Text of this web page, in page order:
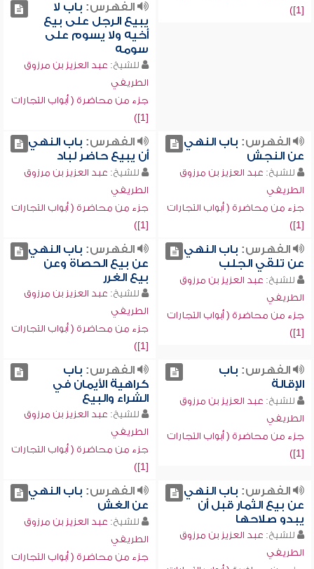
[1])
الفهرس: باب لا
يبيع الرجل على بيع
أخيه ولا يسوم على
سومه
للشيخ: عبد العزيز بن مرزوق
الطريفي
جزء من محاضرة ( أبواب التجارات
[1])
الفهرس: باب النهي
عن النجش
للشيخ: عبد العزيز بن مرزوق
الطريفي
جزء من محاضرة ( أبواب التجارات
[1])
الفهرس: باب النهي
أن يبيع حاضر لباد
للشيخ: عبد العزيز بن مرزوق
الطريفي
جزء من محاضرة ( أبواب التجارات
[1])
الفهرس: باب النهي
عن تلقي الجلب
للشيخ: عبد العزيز بن مرزوق
الطريفي
جزء من محاضرة ( أبواب التجارات
[1])
الفهرس: باب النهي
عن بيع الحصاة وعن
بيع الغرر
للشيخ: عبد العزيز بن مرزوق
الطريفي
جزء من محاضرة ( أبواب التجارات
[1])
الفهرس: باب
الإقالة
للشيخ: عبد العزيز بن مرزوق
الطريفي
جزء من محاضرة ( أبواب التجارات
[1])
الفهرس: باب
كراهية الأيمان في
الشراء والبيع
للشيخ: عبد العزيز بن مرزوق
الطريفي
جزء من محاضرة ( أبواب التجارات
[1])
الفهرس: باب النهي
عن بيع الثمار قبل أن
يبدو صلاحها
للشيخ: عبد العزيز بن مرزوق
الطريفي
الفهرس: باب النهي
عن الغش
للشيخ: عبد العزيز بن مرزوق
الطريفي
جزء من محاضرة ( أبواب التجارات